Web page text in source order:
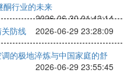
酮行业的未来
2026-06-30 01:43:14
防线
2026-06-29 23:28:09
的极地淬炼与中国家庭的舒
2026-06-29 23:55:45